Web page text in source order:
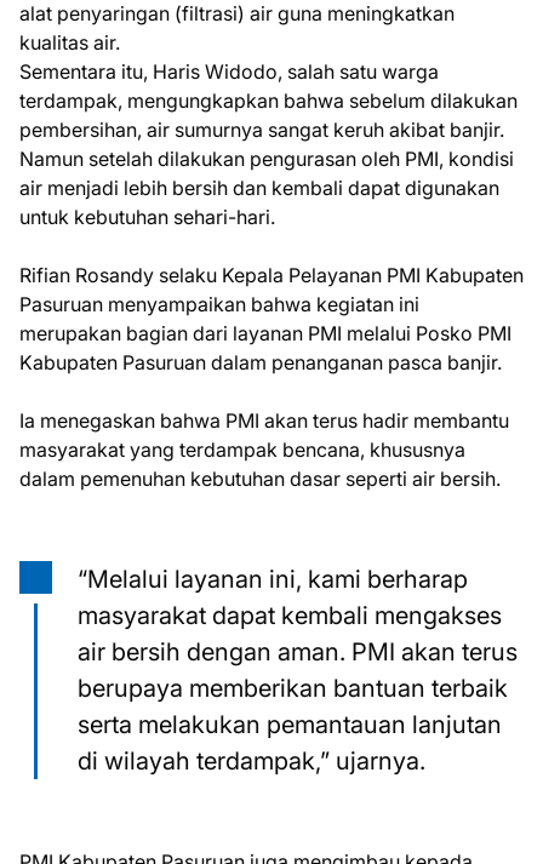
alat penyaringan (filtrasi) air guna meningkatkan
kualitas air.
Sementara itu, Haris Widodo, salah satu warga
terdampak, mengungkapkan bahwa sebelum dilakukan
pembersihan, air sumurnya sangat keruh akibat banjir.
Namun setelah dilakukan pengurasan oleh PMI, kondisi
air menjadi lebih bersih dan kembali dapat digunakan
untuk kebutuhan sehari-hari.
Rifian Rosandy selaku Kepala Pelayanan PMI Kabupaten
Pasuruan menyampaikan bahwa kegiatan ini
merupakan bagian dari layanan PMI melalui Posko PMI
Kabupaten Pasuruan dalam penanganan pasca banjir.
Ia menegaskan bahwa PMI akan terus hadir membantu
masyarakat yang terdampak bencana, khususnya
dalam pemenuhan kebutuhan dasar seperti air bersih.
“Melalui layanan ini, kami berharap
masyarakat dapat kembali mengakses
air bersih dengan aman. PMI akan terus
berupaya memberikan bantuan terbaik
serta melakukan pemantauan lanjutan
di wilayah terdampak,” ujarnya.